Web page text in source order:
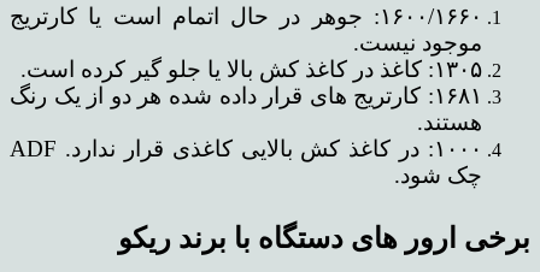
۱۶۰۰/۱۶۶۰: جوهر در حال اتمام است یا کارتریج
موجود نیست.
۱۳۰۵: کاغذ در کاغذ کش بالا یا جلو گیر کرده است.
۱۶۸۱: کارتریج های قرار داده شده هر دو از یک رنگ
هستند.
۱۰۰۰: در کاغذ کش بالایی کاغذی قرار ندارد. ADF
چک شود.
برخی ارور های دستگاه با برند ریکو